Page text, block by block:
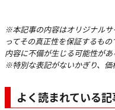
※本記事の内容はオリジナル
ってその真正性を保証するも
内容に不備が生じる可能性があ
※特別な表記がないかぎり、価
よく読まれている記